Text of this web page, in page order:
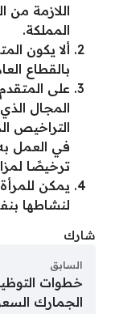
اللازمة
المملكة.
ألا يكون
بالقطاع
على
المجال
التراخيص
في العمل
ترخيصًا
يمكن
لنشاطها
شارك
السابق
خطوات
الجمارك